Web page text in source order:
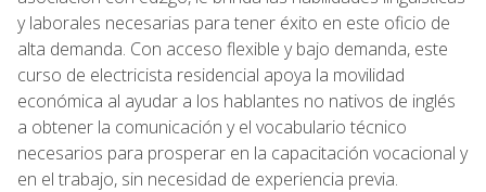
y laborales necesarias para tener éxito en este oficio de
alta demanda. Con acceso flexible y bajo demanda, este
curso de electricista residencial apoya la movilidad
económica al ayudar a los hablantes no nativos de inglés
a obtener la comunicación y el vocabulario técnico
necesarios para prosperar en la capacitación vocacional y
en el trabajo, sin necesidad de experiencia previa.